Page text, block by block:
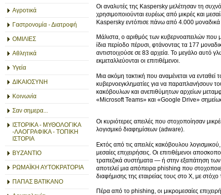
Αγροτικά
Γαστρονομία - Διατροφή
ΟΜΙΛΙΕΣ
Αθλητικά
Υγεία
ΔΙΚΑΙΟΣΥΝΗ
Κοινωνία
Σαν σημερα...
ΙΣΤΟΡΙΚΑ - ΜΥΘΟΛΟΓΙΚΑ
-ΛΑΟΓΡΑΦΙΚΑ - ΤΟΠΙΚΗ
ΙΣΤΟΡΙΑ
ΒΥΖΑΝΤΙΟ
ΡΩΜΑΪΚΗ ΑΥΤΟΚΡΑΤΟΡΙΑ
ΠΑΠΑΣ ΒΑΤΙΚΑΝΟ
Οι αναλυτές της Kaspersky μελέτησαν τη
χρησιμοποιούνται ευρέως από μικρές και
Kaspersky εντόπισε πάνω από 4.000 μοναδικά
Μάλιστα, ο αριθμός των κυβερνοαπειλών που
ίδια περίοδο πέρυσι, φτάνοντας τα 177
αντιστοιχούσε σε 83 αρχεία. Το μεγάλο αυτό
εκμεταλλεύονται οι επιτιθέμενοι.
Μια ακόμη τακτική που αναμένεται να
κυβερνοεγκληματίες για να παραπλανήσουν
κακόβουλων και ανεπιθύμητων αρχείων
«Microsoft Teams» και «Google Drive»
Οι κυριότερες απειλές που στοχοποίησαν
λογισμικό διαφημίσεων (adware).
Εκτός από τις απειλές κακόβουλου
μεσαίες επιχειρήσεις. Οι επιτιθέμενοι
τραπεζικά συστήματα — ή στην εξαπάτηση
αποτελεί μια απόπειρα phishing που
διαφήμισης της εταιρείας τους στο X, με
Πέρα από το phishing, οι μικρομεσαίες